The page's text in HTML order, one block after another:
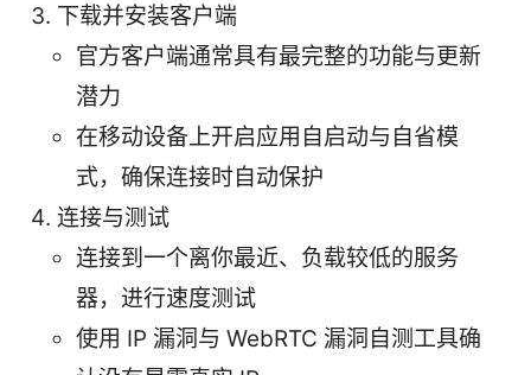
下载并安装客户端
官方客户端通常具有最完整的功能与更新
潜力
在移动设备上开启应用自启动与自省模
式，确保连接时自动保护
连接与测试
连接到一个离你最近、负载较低的服务
器，进行速度测试
使用 IP 漏洞与 WebRTC 漏洞自测工具确